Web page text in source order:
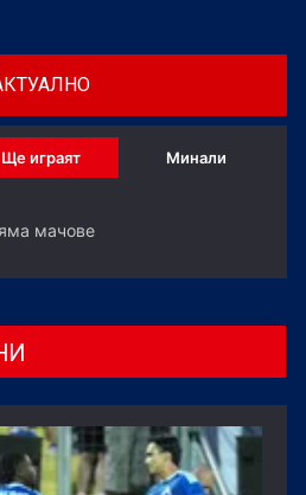
Ще играят Минали
мачове